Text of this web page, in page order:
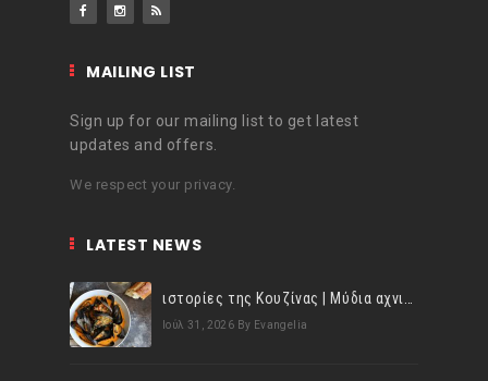
MAILING LIST
Sign up for our mailing list to get latest
updates and offers.
We respect your privacy.
LATEST NEWS
Ιούλ 31, 2026 By Evangelia